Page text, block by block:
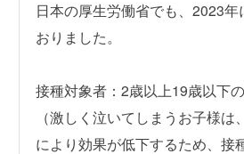
日本の厚生労働省でも、2023
おりました。
接種対象者：2歳以上19歳以下
（激しく泣いてしまうお子様
により効果が低下するため、接